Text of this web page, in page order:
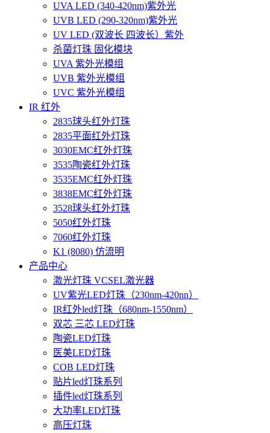
UVA LED (340-420nm)紫外光
UVB LED (290-320nm)紫外光
UV LED (双波长 四波长）紫外
杀菌灯珠 固化模块
UVA 紫外光模组
UVB 紫外光模组
UVC 紫外光模组
IR 红外
2835球头红外灯珠
2835平面红外灯珠
3030EMC红外灯珠
3535陶瓷红外灯珠
3535EMC红外灯珠
3838EMC红外灯珠
3528球头红外灯珠
5050红外灯珠
7060红外灯珠
K1 (8080) 仿流明
产品中心
激光灯珠 VCSEL激光器
UV紫光LED灯珠（230nm-420nn）
IR红外led灯珠（680nm-1550nm）
双芯 三芯 LED灯珠
陶瓷LED灯珠
医美LED灯珠
COB LED灯珠
贴片led灯珠系列
插件led灯珠系列
大功率LED灯珠
高压灯珠